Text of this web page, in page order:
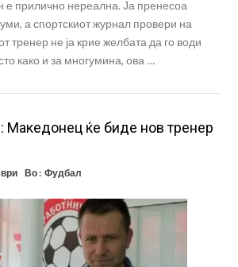
е прилично нереална. Ја пренесоа
а спортскиот журнал провери на
тренер не ја крие желбата да го води
како и за многумина, ова …
Македонец ќе биде нов тренер
Во : Фудбал